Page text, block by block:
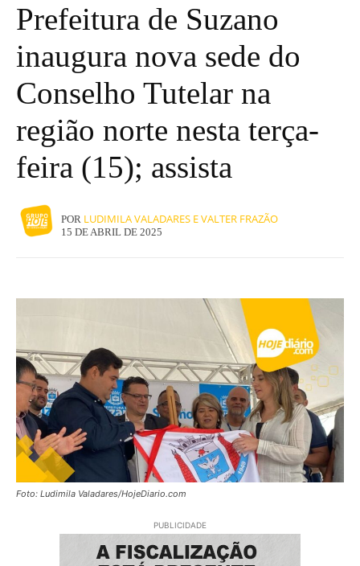
Prefeitura de Suzano
inaugura nova sede do
Conselho Tutelar na
região norte nesta terça-
feira (15); assista
POR LUDIMILA VALADARES E VALTER FRAZÃO
15 DE ABRIL DE 2025
Foto: Ludimila Valadares/HojeDiario.com
PUBLICIDADE